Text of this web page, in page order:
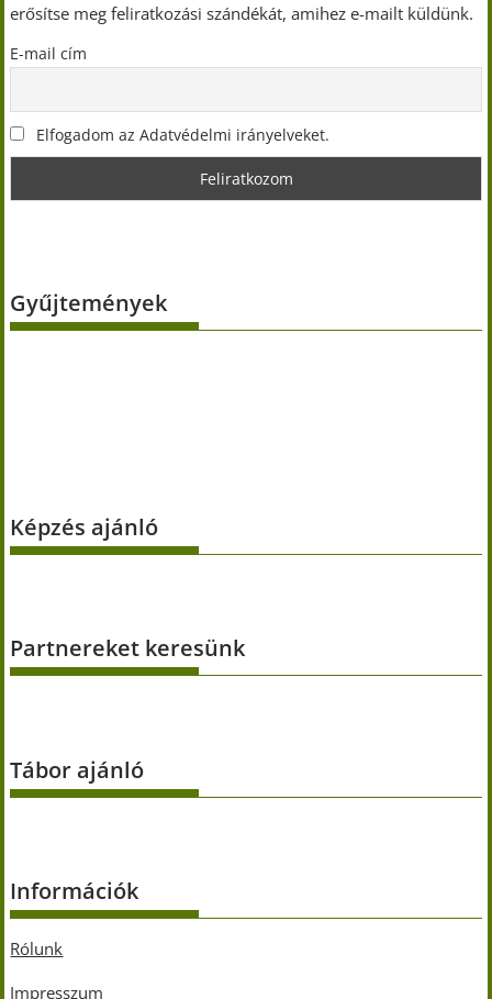
erősítse meg feliratkozási szándékát, amihez e-mailt küldünk.
E-mail cím
Elfogadom az Adatvédelmi irányelveket.
Gyűjtemények
Képzés ajánló
Partnereket keresünk
Tábor ajánló
Információk
Rólunk
Impresszum